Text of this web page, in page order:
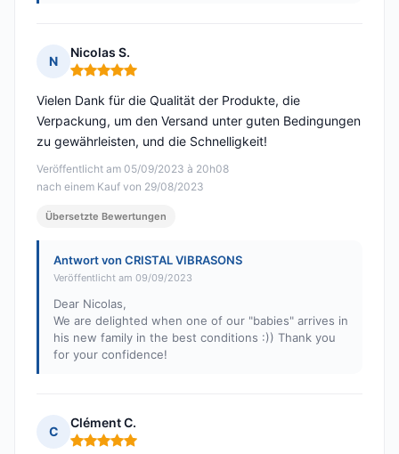
N
Nicolas S.
Hinweis: 5 von 5
Veröffentlicht am 05/09/2023 à 20h08
nach einem Kauf von 29/08/2023
Vielen Dank für die Qualität der Produkte, die
Verpackung, um den Versand unter guten Bedingungen
zu gewährleisten, und die Schnelligkeit!
Übersetzte Bewertungen
Antwort von CRISTAL VIBRASONS
Veröffentlicht am 09/09/2023
Dear Nicolas,
We are delighted when one of our "babies" arrives in
his new family in the best conditions :)) Thank you
for your confidence!
C
Clément C.
Hinweis: 5 von 5